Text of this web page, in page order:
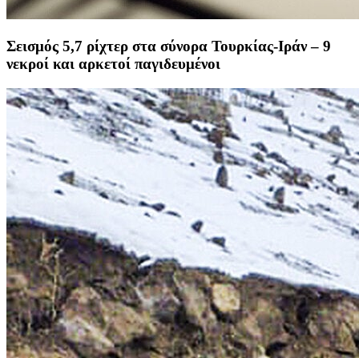
Σεισμός 5,7 ρίχτερ στα σύνορα Τουρκίας-Ιράν – 9
νεκροί και αρκετοί παγιδευμένοι